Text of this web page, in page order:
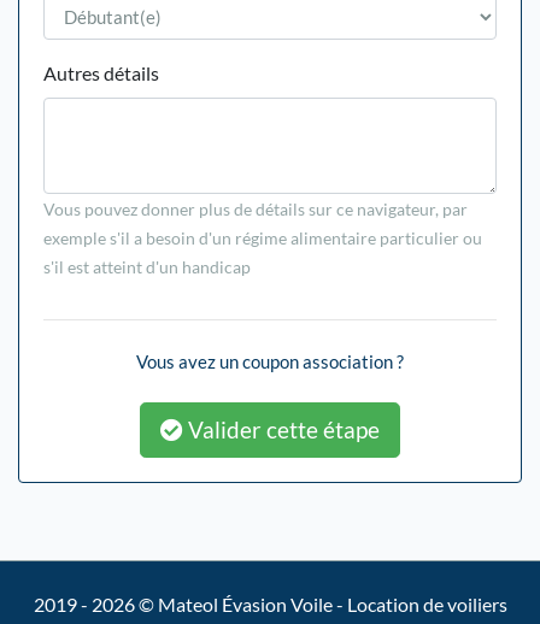
Autres détails
Vous pouvez donner plus de détails sur ce navigateur, par
exemple s'il a besoin d'un régime alimentaire particulier ou
s'il est atteint d'un handicap
Vous avez un coupon association ?
Valider cette étape
2019 - 2026 © Mateol Évasion Voile - Location de voiliers